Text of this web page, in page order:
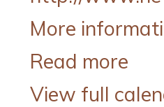
More
Read more
View full